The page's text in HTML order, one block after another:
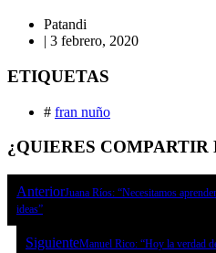
Patandi
| 3 febrero, 2020
ETIQUETAS
# fran nuño
¿QUIERES COMPARTIR
AnteriorJuana Ríos: “Necesitamos
ideas”
SiguienteManuel Rico: “Hoy la verdad